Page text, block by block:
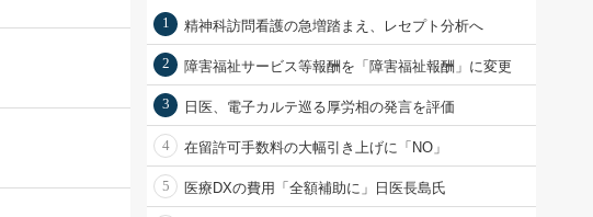
1 精神科訪問看護の急増踏まえ、レセプト分析へ
2 障害福祉サービス等報酬を「障害福祉報酬」に変更
3 日医、電子カルテ巡る厚労相の発言を評価
4 在留許可手数料の大幅引き上げに「NO」
5 医療DXの費用「全額補助に」日医長島氏